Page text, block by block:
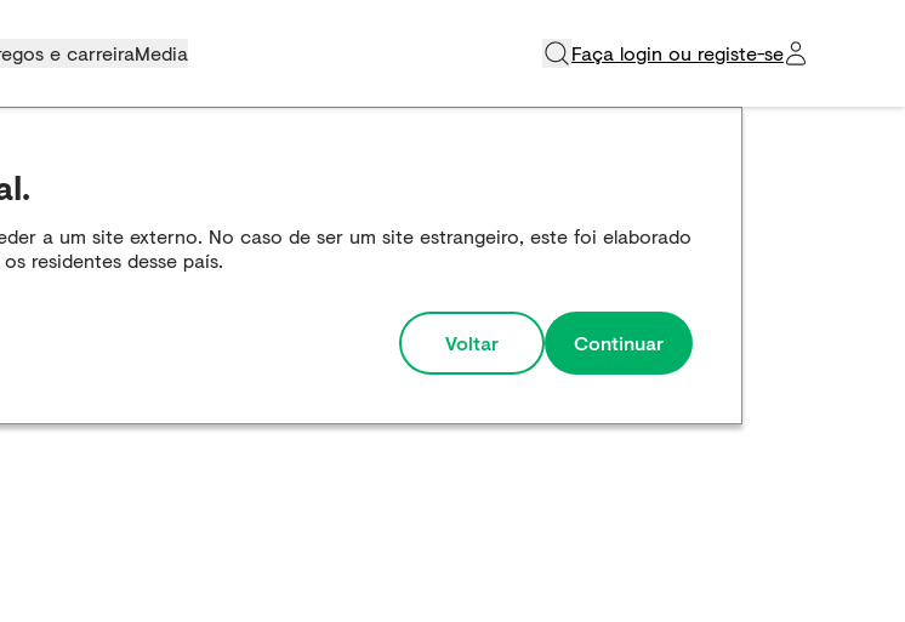
e carreiraMedia Faça login ou registe-se​
a um site externo. No caso de ser um site estrangeiro, este foi elaborado
residentes desse país.
Voltar Continuar